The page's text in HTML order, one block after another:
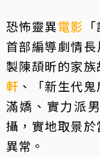
恐怖靈異電影
首部編導劇情
製陳頡昕的家
軒 、「新生代鬼
滿嬌、實力派
攝，實地取景
異常。